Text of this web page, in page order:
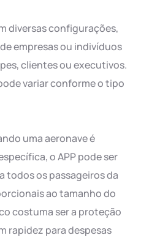
diversas configurações,
empresas ou indivíduos
clientes ou executivos.
variar conforme o tipo
uma aeronave é
o APP pode ser
todos os passageiros da
ao tamanho do
costuma ser a proteção
rapidez para despesas